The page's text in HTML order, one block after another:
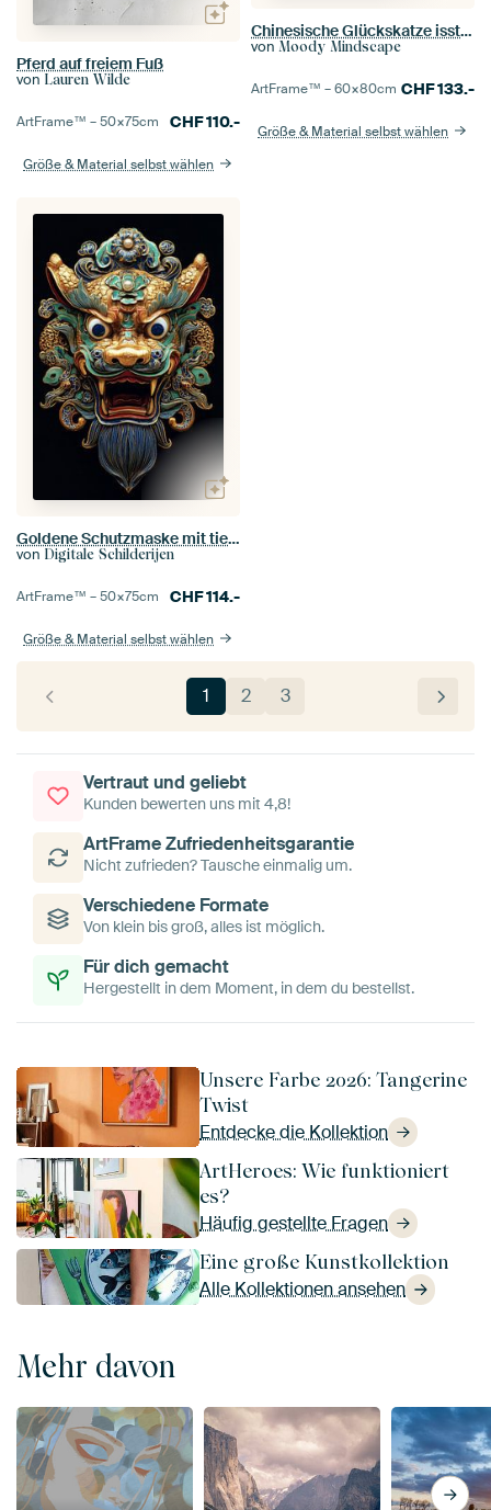
Pferd auf freiem Fuß
von Lauren Wilde
ArtFrame™ –50×75cm CHF110.-
Größe & Material selbst wählen
Chinesische Glückskatze isst Nudeln
von Moody Mindscape
ArtFrame™ –60×80cm CHF133.-
Größe & Material selbst wählen
Goldene Schutzmaske mit tiefblauen Cloisonné-Akzenten
von Digitale Schilderijen
ArtFrame™ –50×75cm CHF114.-
Größe & Material selbst wählen
1 2 3
Vertraut und geliebt
Kunden bewerten uns mit 4,8!
ArtFrame Zufriedenheitsgarantie
Nicht zufrieden? Tausche einmalig um.
Verschiedene Formate
Von klein bis groß, alles ist möglich.
Für dich gemacht
Hergestellt in dem Moment, in dem du bestellst.
Unsere Farbe 2026: Tangerine
Twist
Entdecke die Kollektion
ArtHeroes: Wie funktioniert
es?
Häufig gestellte Fragen
Eine große Kunstkollektion
Alle Kollektionen ansehen
Mehr davon